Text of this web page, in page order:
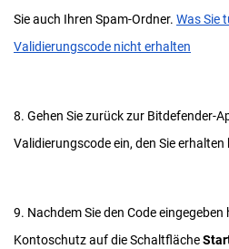
Sie auch Ihren Spam-Ordner. Was Sie
Validierungscode nicht erhalten
8. Gehen Sie zurück zur Bitdefender-
Validierungscode ein, den Sie erhalten
9. Nachdem Sie den Code
Kontoschutz auf die Schaltfläche